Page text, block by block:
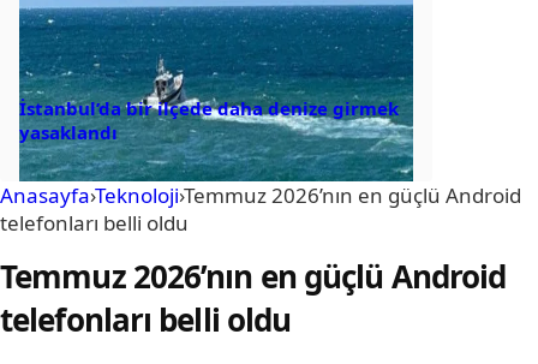
İstanbul’da bir ilçede daha denize girmek
yasaklandı
Anasayfa›Teknoloji›Temmuz 2026’nın en güçlü Android
telefonları belli oldu
Temmuz 2026’nın en güçlü Android
telefonları belli oldu